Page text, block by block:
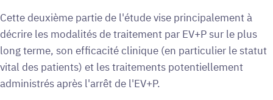
Cette deuxième partie de l'étude vise principalement à
décrire les modalités de traitement par EV+P sur le plus
long terme, son efficacité clinique (en particulier le statut
vital des patients) et les traitements potentiellement
administrés après l'arrêt de l'EV+P.